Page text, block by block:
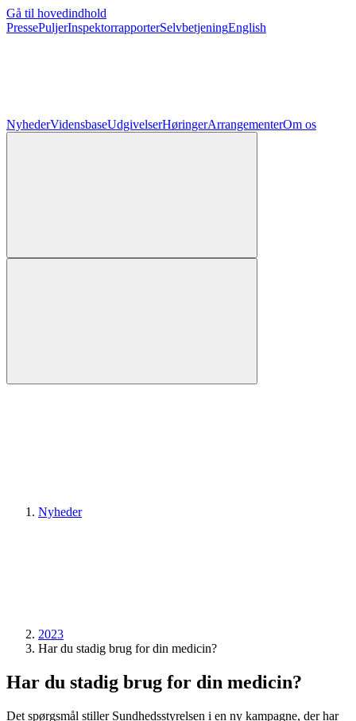
Gå til hovedindhold
PressePuljerInspektorrapporterSelvbetjeningEnglish
NyhederVidensbaseUdgivelserHøringerArrangementerOm os
Nyheder
2023
Har du stadig brug for din medicin?
Har du stadig brug for din medicin?
Det spørgsmål stiller Sundhedsstyrelsen i en ny kampagne, der har